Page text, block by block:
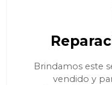
Brindamos este
vendido y